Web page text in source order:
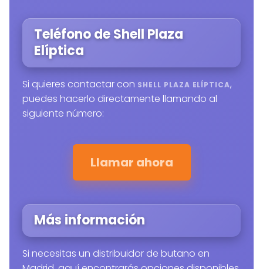
Teléfono de Shell Plaza
Elíptica
Si quieres contactar con SHELL PLAZA ELÍPTICA,
puedes hacerlo directamente llamando al
siguiente número:
Llamar ahora
Más información
Si necesitas un distribuidor de butano en